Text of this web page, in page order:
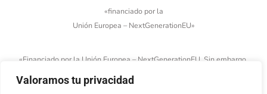
Valoramos tu privacidad
«financiado por la
Unión Europea – NextGenerationEU»
«Financiado por la Unión Europea – NextGenerationEU. Sin embargo,
los puntos de vista y las opiniones expresadas son únicamente los
del autor o autores y no reflejan necesariamente los de la Unión